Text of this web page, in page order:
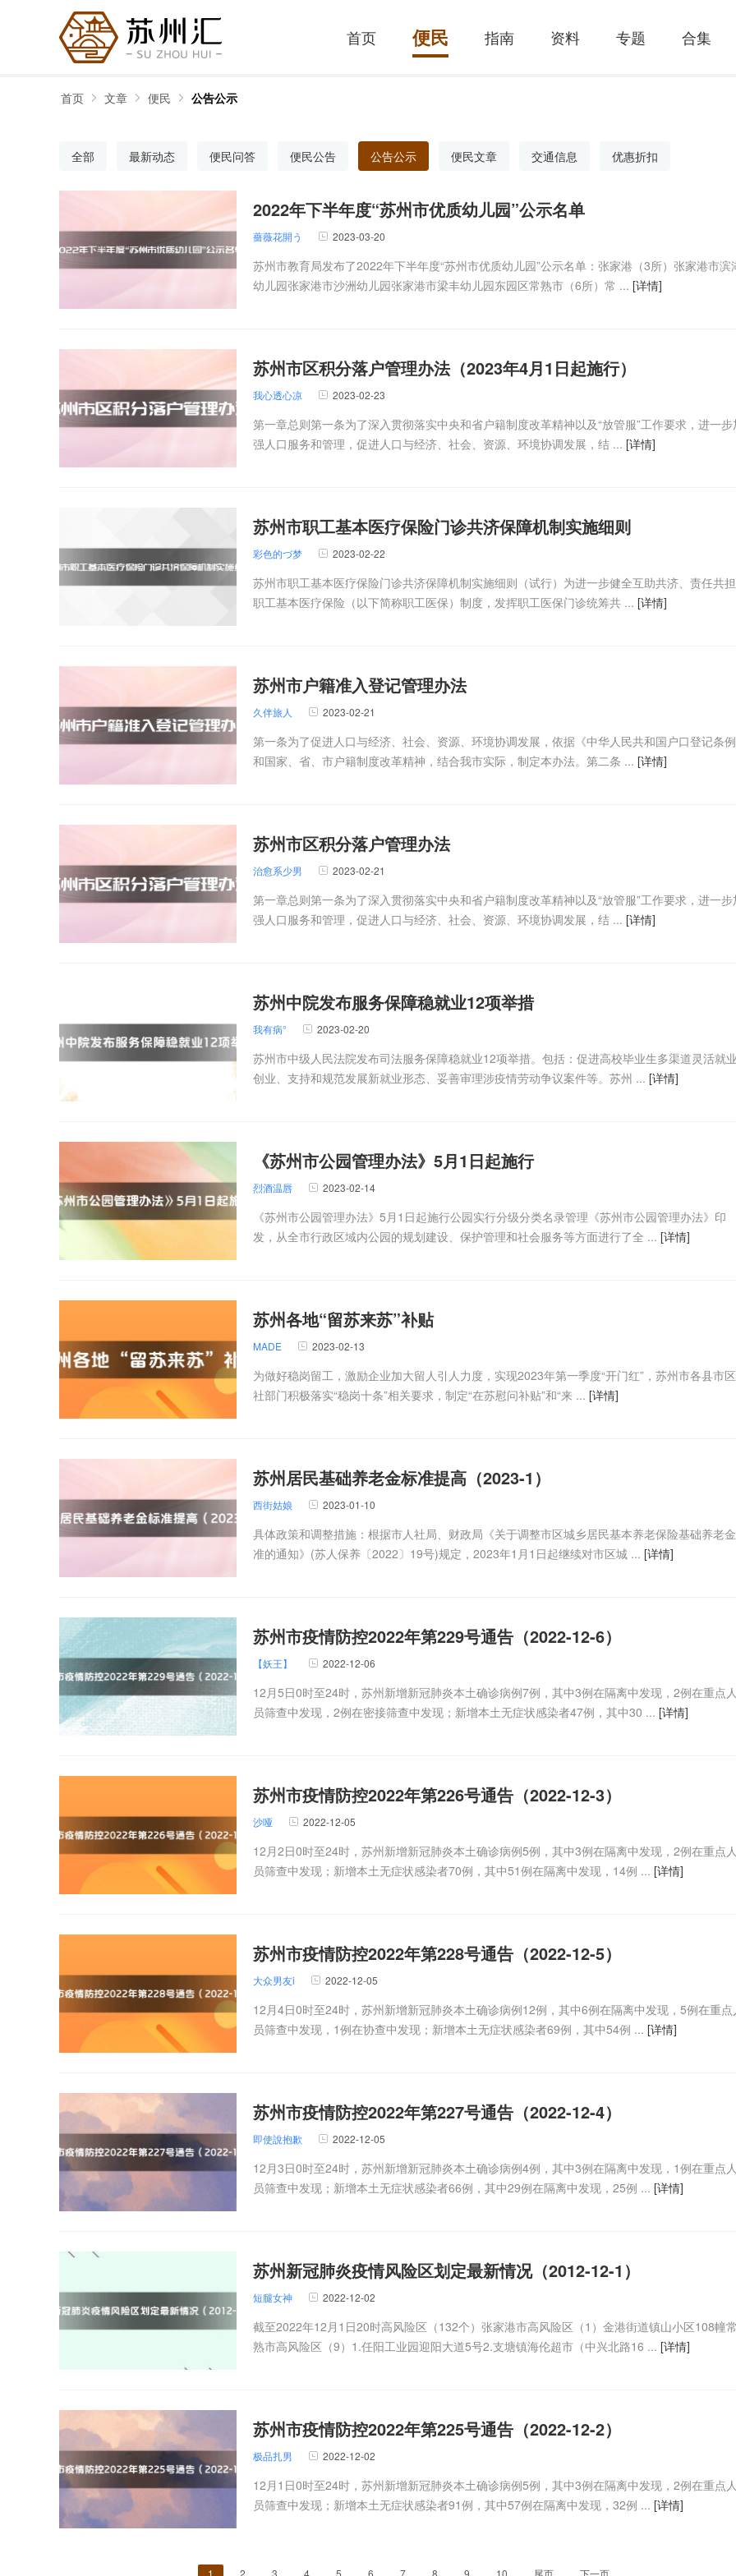
首页 便民 指南 资料 专题 合集
首页 文章 便民 公告公示
全部 最新动态 便民问答 便民公告 公告公示 便民文章 交通信息 优惠折扣
2022年下半年度“苏州市优质幼儿园”公示名单
薔薇花開う 2023-03-20
苏州市教育局发布了2022年下半年度“苏州市优质幼儿园”公示名单：张家港（3所）张家港市滨
幼儿园张家港市沙洲幼儿园张家港市梁丰幼儿园东园区常熟市（6所）常 ... [详情]
苏州市区积分落户管理办法（2023年4月1日起施行）
我心透心凉 2023-02-23
第一章总则第一条为了深入贯彻落实中央和省户籍制度改革精神以及“放管服”工作要求，进一步
强人口服务和管理，促进人口与经济、社会、资源、环境协调发展，结 ... [详情]
苏州市职工基本医疗保险门诊共济保障机制实施细则
彩色的づ梦 2023-02-22
苏州市职工基本医疗保险门诊共济保障机制实施细则（试行）为进一步健全互助共济、责任共
职工基本医疗保险（以下简称职工医保）制度，发挥职工医保门诊统筹共 ... [详情]
苏州市户籍准入登记管理办法
久伴旅人 2023-02-21
第一条为了促进人口与经济、社会、资源、环境协调发展，依据《中华人民共和国户口登记条
和国家、省、市户籍制度改革精神，结合我市实际，制定本办法。第二条 ... [详情]
苏州市区积分落户管理办法
治愈系少男 2023-02-21
第一章总则第一条为了深入贯彻落实中央和省户籍制度改革精神以及“放管服”工作要求，进一步
强人口服务和管理，促进人口与经济、社会、资源、环境协调发展，结 ... [详情]
苏州中院发布服务保障稳就业12项举措
我有病° 2023-02-20
苏州市中级人民法院发布司法服务保障稳就业12项举措。包括：促进高校毕业生多渠道灵活就
创业、支持和规范发展新就业形态、妥善审理涉疫情劳动争议案件等。苏州 ... [详情]
《苏州市公园管理办法》5月1日起施行
烈酒温唇 2023-02-14
《苏州市公园管理办法》5月1日起施行公园实行分级分类名录管理《苏州市公园管理办法》印
发，从全市行政区域内公园的规划建设、保护管理和社会服务等方面进行了全 ... [详情]
苏州各地“留苏来苏”补贴
MADE 2023-02-13
为做好稳岗留工，激励企业加大留人引人力度，实现2023年第一季度“开门红”，苏州市各县市
社部门积极落实“稳岗十条”相关要求，制定“在苏慰问补贴”和“来 ... [详情]
苏州居民基础养老金标准提高（2023-1）
西街姑娘 2023-01-10
具体政策和调整措施：根据市人社局、财政局《关于调整市区城乡居民基本养老保险基础养老
准的通知》(苏人保养〔2022〕19号)规定，2023年1月1日起继续对市区城 ... [详情]
苏州市疫情防控2022年第229号通告（2022-12-6）
【妖王】 2022-12-06
12月5日0时至24时，苏州新增新冠肺炎本土确诊病例7例，其中3例在隔离中发现，2例在重点
员筛查中发现，2例在密接筛查中发现；新增本土无症状感染者47例，其中30 ... [详情]
苏州市疫情防控2022年第226号通告（2022-12-3）
沙哑 2022-12-05
12月2日0时至24时，苏州新增新冠肺炎本土确诊病例5例，其中3例在隔离中发现，2例在重点
员筛查中发现；新增本土无症状感染者70例，其中51例在隔离中发现，14例 ... [详情]
苏州市疫情防控2022年第228号通告（2022-12-5）
大众男友i 2022-12-05
12月4日0时至24时，苏州新增新冠肺炎本土确诊病例12例，其中6例在隔离中发现，5例在重点
员筛查中发现，1例在协查中发现；新增本土无症状感染者69例，其中54例 ... [详情]
苏州市疫情防控2022年第227号通告（2022-12-4）
即使說抱歉 2022-12-05
12月3日0时至24时，苏州新增新冠肺炎本土确诊病例4例，其中3例在隔离中发现，1例在重点
员筛查中发现；新增本土无症状感染者66例，其中29例在隔离中发现，25例 ... [详情]
苏州新冠肺炎疫情风险区划定最新情况（2012-12-1）
短腿女神 2022-12-02
截至2022年12月1日20时高风险区（132个）张家港市高风险区（1）金港街道镇山小区108幢
熟市高风险区（9）1.任阳工业园迎阳大道5号2.支塘镇海伦超市（中兴北路16 ... [详情]
苏州市疫情防控2022年第225号通告（2022-12-2）
极品扎男 2022-12-02
12月1日0时至24时，苏州新增新冠肺炎本土确诊病例5例，其中3例在隔离中发现，2例在重点
员筛查中发现；新增本土无症状感染者91例，其中57例在隔离中发现，32例 ... [详情]
1 2 3 4 5 6 7 8 9 10 尾页 下一页